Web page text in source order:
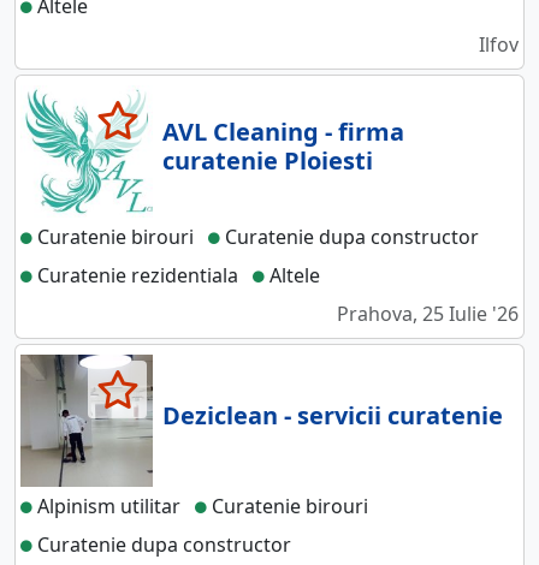
Altele
Ilfov
AVL Cleaning - firma
curatenie Ploiesti
Curatenie birouri
Curatenie dupa constructor
Curatenie rezidentiala
Altele
Prahova, 25 Iulie '26
Deziclean - servicii curatenie
Alpinism utilitar
Curatenie birouri
Curatenie dupa constructor